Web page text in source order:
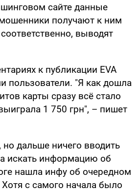
сайте данные
получают к ним
выводят
к публикации EVA
пользователи. "Я как дошла
карты сразу всё стало
1 750 грн", – пишет
дальше ничего вводить
искать информацию об
нашла инфу об очередном
с самого начала было